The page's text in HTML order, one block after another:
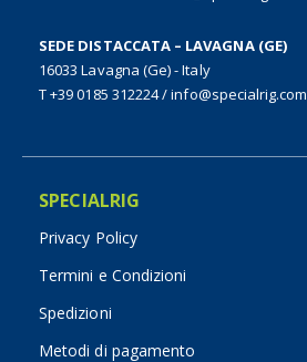
SEDE DISTACCATA – LAVAGNA (GE)
16033 Lavagna (Ge) - Italy
T +39 0185 312224/info@specialrig.com
SPECIALRIG
Privacy Policy
Termini e Condizioni
Spedizioni
Metodi di pagamento